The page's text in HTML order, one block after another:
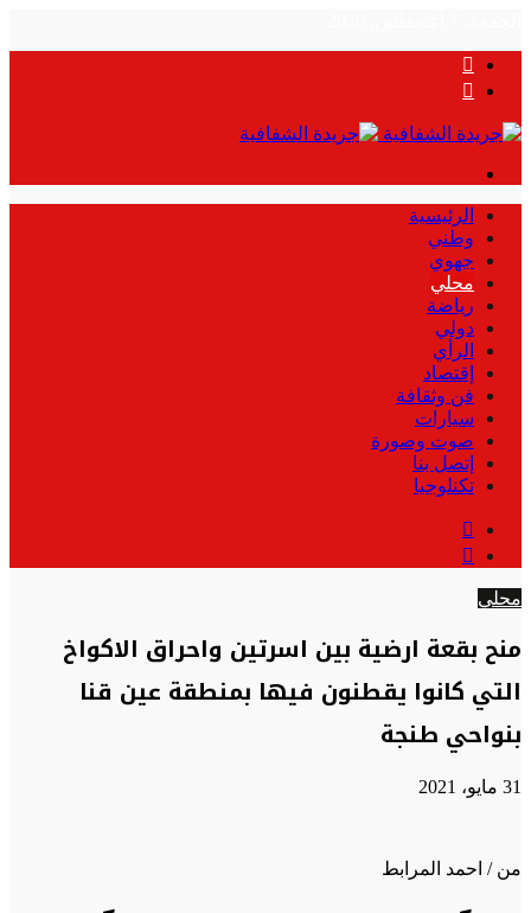
الرئيسية
وطني
جهوي
محلي
رياضة
دولي
الرأي
إقتصاد
فن وثقافة
سيارات
صوت وصورة
إتصل بنا
تكنلوجيا
المظلم
محلي
منح بقعة ارضية بين اسرتين واحراق الاكواخ
التي كانوا يقطنون فيها بمنطقة عين قنا
بنواحي طنجة
31 مايو، 2021
من / احمد المرابط